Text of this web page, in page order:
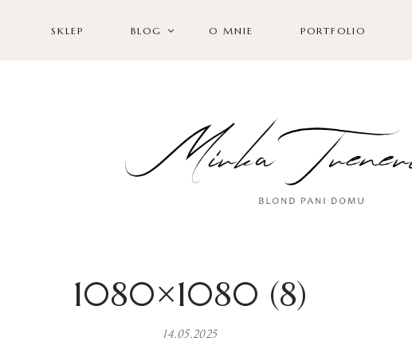
SKLEP BLOG O MNIE PORTFOLIO
1080×1080 (8)
14.05.2025